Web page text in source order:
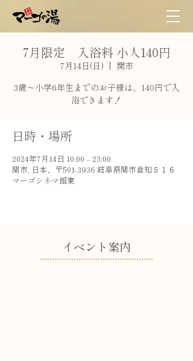
7月限定 入浴料 小人140円
7月14日(日)
  |
関市
3歳〜小学6年生までのお子様は、140円で入
浴できます！
日時・場所
2024年7月14日 10:00 – 23:00
関市, 日本、〒501-3936 岐阜県関市倉知５１６
マーゴシネマ館東
​イベント案内